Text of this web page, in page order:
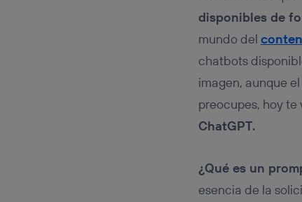
disponibles de
mundo del
chatbots
imagen, aunque
preocupes, hoy te
ChatGPT.
¿Qué es un
esencia de la
Si